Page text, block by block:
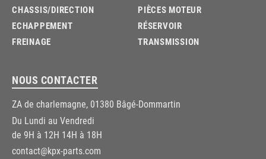
CHASSIS/DIRECTION
ECHAPPEMENT
FREINAGE
PIÈCES MOTEUR
RÉSERVOIR
TRANSMISSION
NOUS CONTACTER
ZA de charlemagne, 01380 Bâgé-Dommartin
Du Lundi au Vendredi
de 9H à 12H 14H à 18H
contact@kpx-parts.com